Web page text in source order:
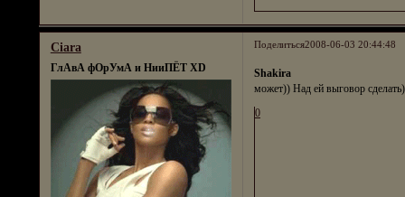
Поделиться2008-06-03 20:44:48
Ciara
ГлАвА фОрУмА и НииПЁТ XD
Shakira
может)) Над ей выговор
0